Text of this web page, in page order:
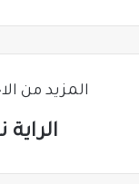
المزيد من
الراية